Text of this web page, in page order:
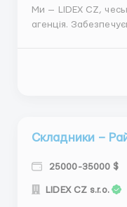
Ми — LIDEX CZ,
агенція.
чеською візою та з
Складники –
25000-35000 $
LIDEX CZ s.r.o.